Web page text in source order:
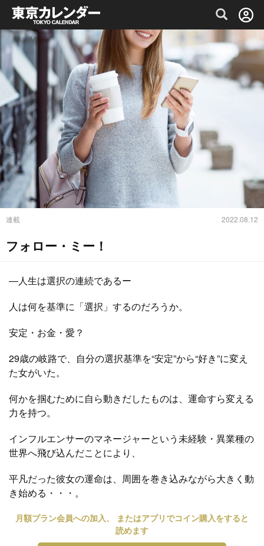
グルメ情報・プレミアムレストラン予約
連載 2022.08.12
フォロー・ミー！
―人生は選択の連続であるー
人は何を基準に「選択」するのだろうか。
安定・お金・愛？
29歳の岐路で、自分の選択基準を“安定”から“好き”に変え
た女がいた。
何かを掴むために自ら動きだしたものは、運命すら変える
力を持つ。
インフルエンサーのマネージャーという未経験・異業種の
世界へ飛び込んだことにより、
平凡だった彼女の運命は、周囲を巻き込みながら大きく動
き始める・・・。
月額プラン会員への加入、 またはアプリでコイン購入をすると
読めます